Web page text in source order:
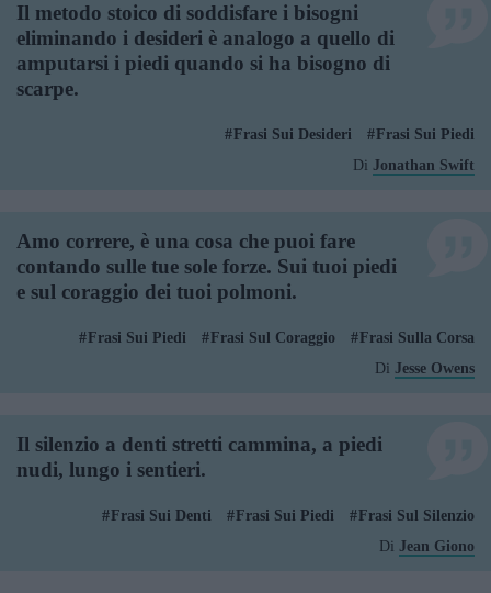
Il metodo stoico di soddisfare i bisogni
eliminando i desideri è analogo a quello di
amputarsi i piedi quando si ha bisogno di
scarpe.
Frasi Sui Desideri
Frasi Sui Piedi
Di Jonathan Swift
Amo correre, è una cosa che puoi fare
contando sulle tue sole forze. Sui tuoi piedi
e sul coraggio dei tuoi polmoni.
Frasi Sui Piedi Frasi Sul Coraggio
Frasi Sulla Corsa
Di Jesse Owens
Il silenzio a denti stretti cammina, a piedi
nudi, lungo i sentieri.
Frasi Sui Denti Frasi Sui Piedi
Frasi Sul Silenzio
Di Jean Giono